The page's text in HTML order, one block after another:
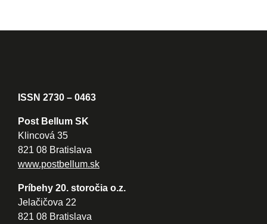
ISSN 2730 – 0463
Post Bellum SK
Klincová 35
821 08 Bratislava
www.postbellum.sk
Príbehy 20. storočia o.z.
Jelačičova 22
821 08 Bratislava